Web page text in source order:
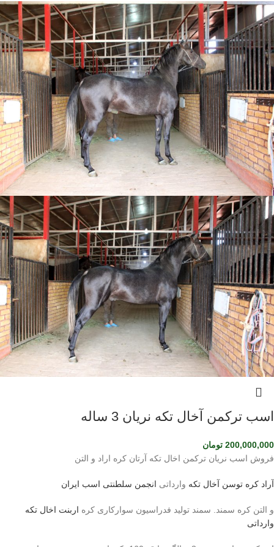
اسب ترکمن آخال تکه نریان 3 ساله
200,000,000 تومان
فروش اسب نریان ترکمن اخال تکه آرتان کره اراد و التن
آراد کره توسن آخال تکه وارداتی انجمن سلطنتی اسب ایران
و التن کره سمند. سمند تولید فدراسیون سوارکاری کره اربنت اخال تکه
وارداتی